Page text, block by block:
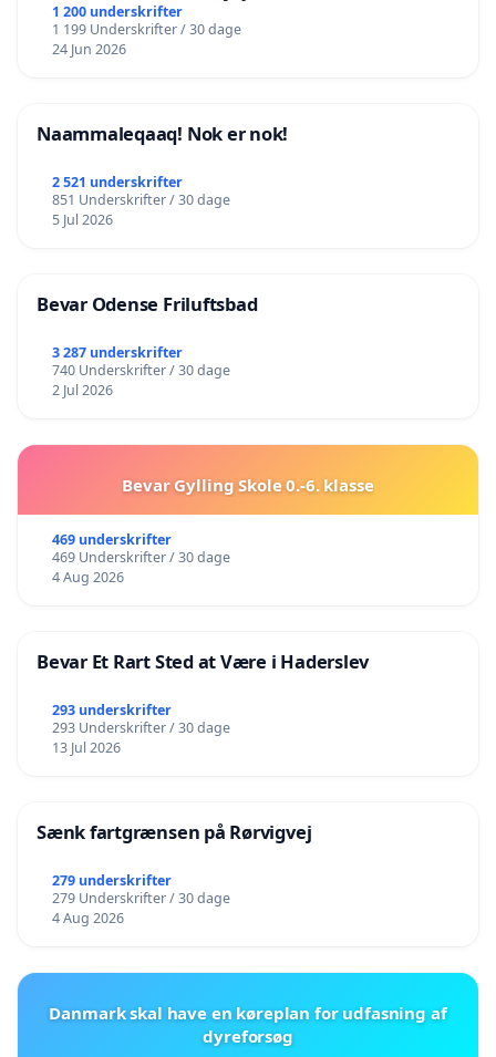
lokalområde i balance
1 200 underskrifter
1 199 Underskrifter / 30 dage
24 Jun 2026
Naammaleqaaq! Nok er nok!
2 521 underskrifter
851 Underskrifter / 30 dage
5 Jul 2026
Bevar Odense Friluftsbad
3 287 underskrifter
740 Underskrifter / 30 dage
2 Jul 2026
Bevar Gylling Skole 0.-6. klasse
469 underskrifter
469 Underskrifter / 30 dage
4 Aug 2026
Bevar Et Rart Sted at Være i Haderslev
293 underskrifter
293 Underskrifter / 30 dage
13 Jul 2026
Sænk fartgrænsen på Rørvigvej
279 underskrifter
279 Underskrifter / 30 dage
4 Aug 2026
Danmark skal have en køreplan for udfasning af
dyreforsøg